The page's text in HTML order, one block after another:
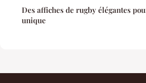
Des affiches de rugby élégantes
unique